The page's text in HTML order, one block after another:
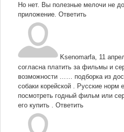
Но нет. Вы полезные мелочи не
приложение. Ответить
Ksenomarfa, 11
согласна платить за фильмы и
возможности …… подборка из
собаки корейской . Русские норм
посмотреть годный фильм или
его купить . Ответить